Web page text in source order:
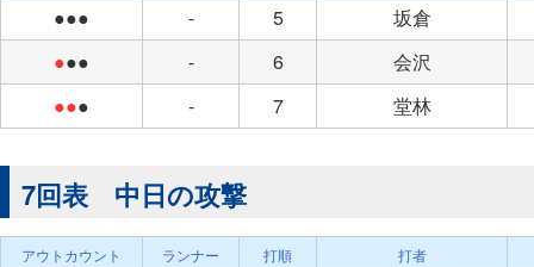
●●● - 5
坂倉
●●● - 6
会沢
●●● - 7 堂林
7回表 中日の攻撃
アウトカウント ランナー 打順 打者